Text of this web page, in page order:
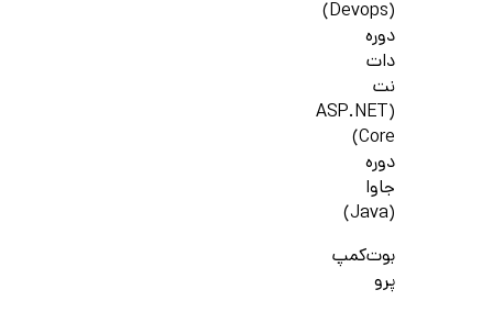
(Devops)
دوره
دات
نت
(ASP.NET
Core)
دوره
جاوا
(Java)
بوت‌کمپ
پرو